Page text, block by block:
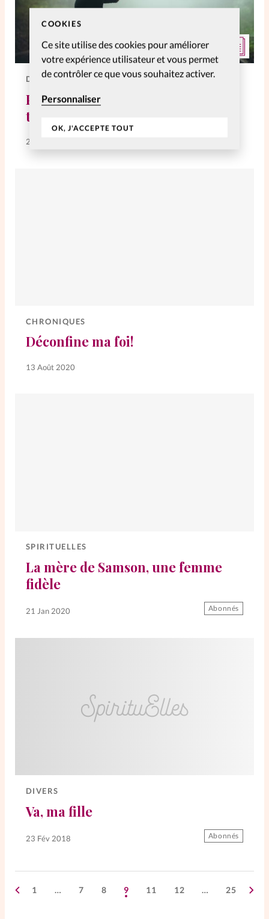
COOKIES
Ce site utilise des cookies pour améliorer
votre expérience utilisateur et vous permet
de contrôler ce que vous souhaitez activer.
Personnaliser
OK, J'ACCEPTE TOUT
DOSSIERS
Plus sûre de rien, ou plus sûre de
tout ?
20 Août 2020
CHRONIQUES
Déconfine ma foi!
13 Août 2020
SPIRITUELLES
La mère de Samson, une femme
fidèle
21 Jan 2020 Abonnés
DIVERS
Va, ma fille
23 Fév 2018 Abonnés
1 … 7 8 9 11 12 … 25